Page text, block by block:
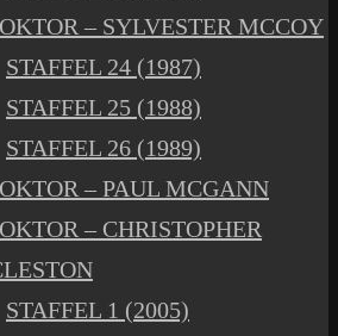
– SYLVESTER MCCOY
STAFFEL 24 (1987)
STAFFEL 25 (1988)
STAFFEL 26 (1989)
– PAUL MCGANN
– CHRISTOPHER
STAFFEL 1 (2005)